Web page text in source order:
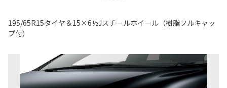
195/65R15タイヤ＆15×6½Jスチールホイール（樹脂フルキャッ
プ付）